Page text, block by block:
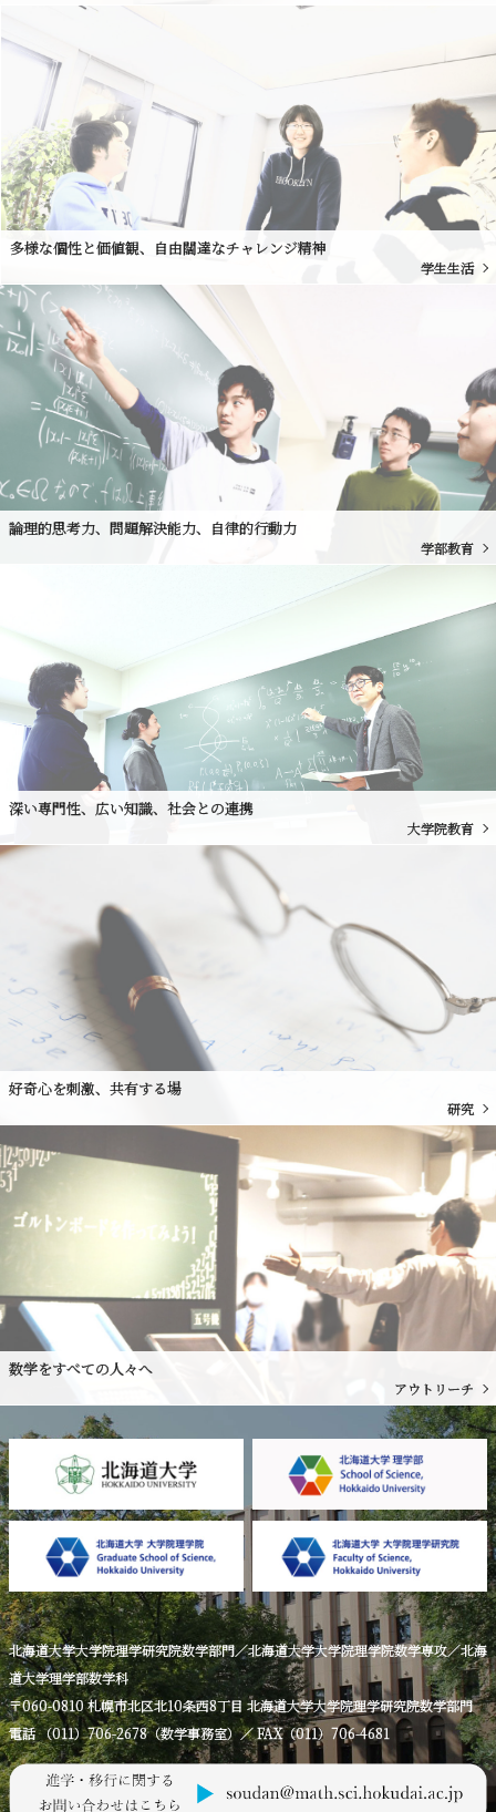
多様な個性と価値観、自由闊達なチャレンジ精神
学生生活
論理的思考力、問題解決能力、自律的行動力
学部教育
深い専門性、広い知識、社会との連携
大学院教育
好奇心を刺激、共有する場
研究
数学をすべての人々へ
アウトリーチ
北海道大学大学院理学研究院数学部門／北海道大学大学院理学院数学専攻／北海
道大学理学部数学科
〒060-0810 札幌市北区北10条西8丁目 北海道大学大学院理学研究院数学部門
電話 （011）706-2678（数学事務室）／ FAX（011）706-4681